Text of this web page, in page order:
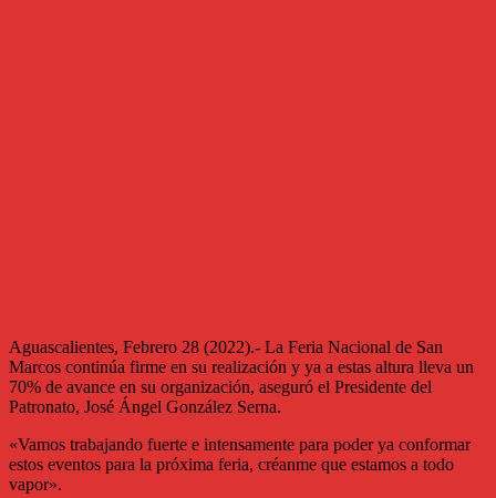
Aguascalientes, Febrero 28 (2022).- La Feria Nacional de San
Marcos continúa firme en su realización y ya a estas altura lleva un
70% de avance en su organización, aseguró el Presidente del
Patronato, José Ángel González Serna.
«Vamos trabajando fuerte e intensamente para poder ya conformar
estos eventos para la próxima feria, créanme que estamos a todo
vapor».